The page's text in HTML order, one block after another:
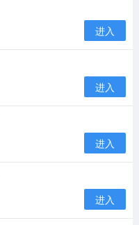
进入
进入
进入
进入